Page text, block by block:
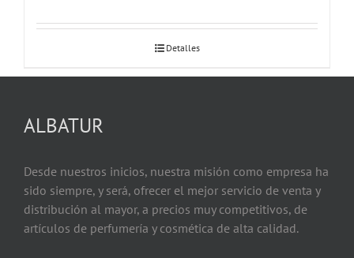
Detalles
ALBATUR
Desde nuestros inicios, nuestra misión como empresa ha
sido siempre, y será, ofrecer el mejor servicio de venta y
distribución al mayor, a precios muy competitivos, de
artículos de perfumería y cosmética de alta calidad.